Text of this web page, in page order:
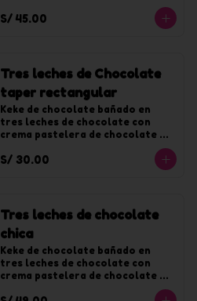
S/ 45.00
Tres leches de Chocolate
taper rectangular
Keke de chocolate bañado en
tres leches de chocolate con
crema pastelera de chocolate y
chocolate.
S/ 30.00
Tres leches de chocolate
chica
Keke de chocolate bañado en
tres leches de chocolate con
crema pastelera de chocolate y